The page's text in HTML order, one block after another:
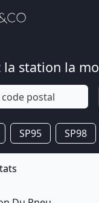
la station la
SP95 SP98